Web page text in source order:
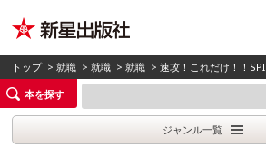
トップ >就職 >就職 >就職 > 速攻！これだけ！！SPI
本を探す
ジャンル一覧